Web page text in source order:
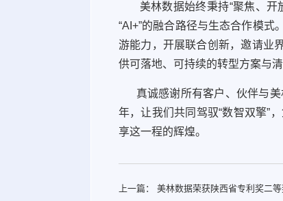
美林数据始终秉持“聚焦、开
“AI+”的融合路径与生态合作模
游能力，开展联合创新，邀请业
供可落地、可持续的转型方案与清
真诚感谢所有客户、伙伴与美
年，让我们共同驾驭“数智双擎”
享这一程的辉煌。
上一篇： 美林数据荣获陕西省专利奖二